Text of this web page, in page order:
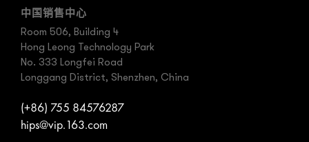
中国销售中心
Room 506, Building 4
Hong Leong Technology Park
No. 333 Longfei Road
Longgang District, Shenzhen, China
(+86) 755 84576287
hips@vip.163.com